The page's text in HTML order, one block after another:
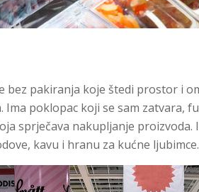
bez pakiranja koje štedi prostor i
Ima poklopac koji se sam zatvara,
sprječava nakupljanje proizvoda.
kavu i hranu za kućne ljubimce.